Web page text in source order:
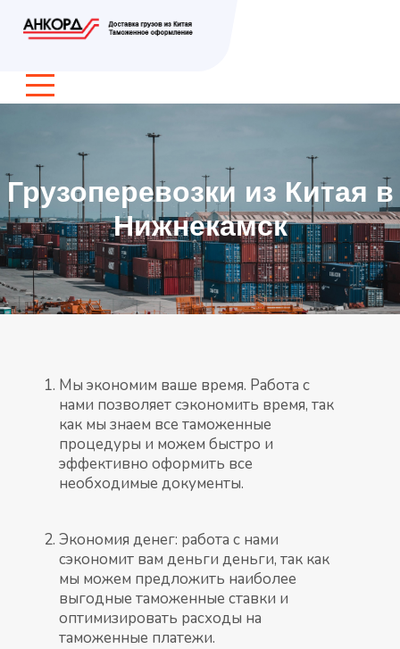
Грузоперевозки из Китая в
Нижнекамск
Мы экономим ваше время. Работа с
нами позволяет сэкономить время, так
как мы знаем все таможенные
процедуры и можем быстро и
эффективно оформить все
необходимые документы.
Экономия денег: работа с нами
сэкономит вам деньги деньги, так как
мы можем предложить наиболее
выгодные таможенные ставки и
оптимизировать расходы на
таможенные платежи.